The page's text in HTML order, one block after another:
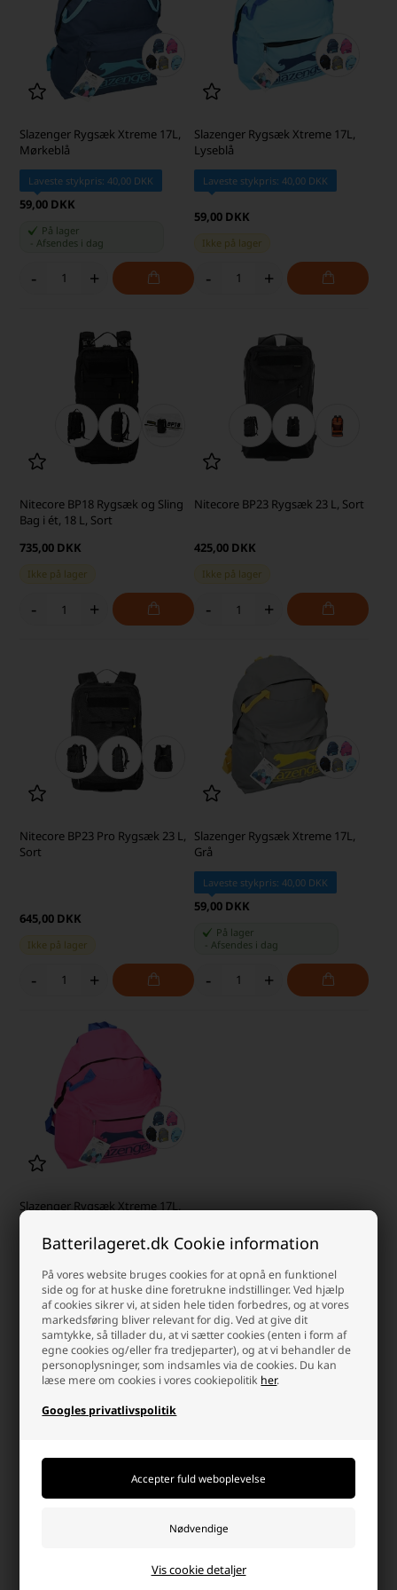
Batterilageret.dk Cookie information
På vores website bruges cookies for at opnå en funktionel
side og for at huske dine foretrukne indstillinger. Ved hjælp
af cookies sikrer vi, at siden hele tiden forbedres, og at vores
markedsføring bliver relevant for dig. Ved at give dit
samtykke, så tillader du, at vi sætter cookies (enten i form af
egne cookies og/eller fra tredjeparter), og at vi behandler de
personoplysninger, som indsamles via de cookies. Du kan
læse mere om cookies i vores cookiepolitik her.
Googles privatlivspolitik
Vis cookie detaljer
Slazenger Rygsæk Xtreme 17L,
Mørkeblå
Laveste stykpris: 40,00 DKK
59,00 DKK
På lager
Afsendes i dag
- +
Slazenger Rygsæk Xtreme 17L,
Lyseblå
Laveste stykpris: 40,00 DKK
59,00 DKK
Ikke på lager
- +
Nitecore BP18 Rygsæk og Sling
Bag i ét, 18 L, Sort
735,00 DKK
Ikke på lager
- +
Nitecore BP23 Rygsæk 23 L, Sort
425,00 DKK
Ikke på lager
- +
Nitecore BP23 Pro Rygsæk 23 L,
Sort
645,00 DKK
Ikke på lager
- +
Slazenger Rygsæk Xtreme 17L,
Grå
Laveste stykpris: 40,00 DKK
59,00 DKK
På lager
Afsendes i dag
- +
Slazenger Rygsæk Xtreme 17L,
Pink
Laveste stykpris: 40,00 DKK
59,00 DKK
På lager
Afsendesi dag
+
rygsække, smarte kølerygsække til
outdoor rygsække
Vi forstår, at hver rejse eller udflugt er unik, og derfor stræber vi
imødekomme enhver situation. Vores sortiment omfatter alt fra
stilfulde og trendy rygsække i vandtæt design, smarte rygsække